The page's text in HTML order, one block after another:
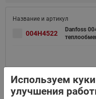
004H4522
Danfoss
Danfoss
Используем
улучшения